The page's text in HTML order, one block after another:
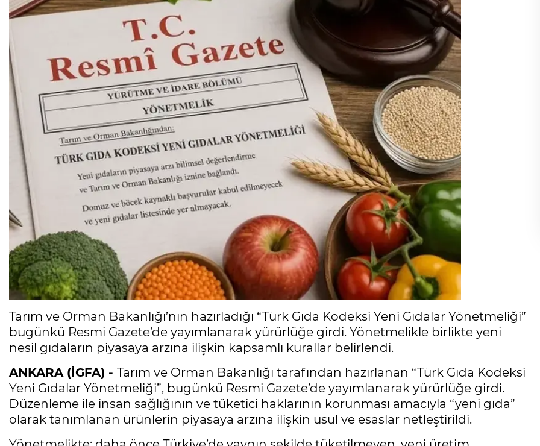
Tarım ve Orman Bakanlığı’nın hazırladığı “Türk Gıda Kodeksi Yeni Gıdalar Yönetmeliği”
bugünkü Resmi Gazete’de yayımlanarak yürürlüğe girdi. Yönetmelikle birlikte yeni
nesil gıdaların piyasaya arzına ilişkin kapsamlı kurallar belirlendi.
ANKARA (İGFA) - Tarım ve Orman Bakanlığı tarafından hazırlanan “Türk Gıda Kodeksi
Yeni Gıdalar Yönetmeliği”, bugünkü Resmi Gazete’de yayımlanarak yürürlüğe girdi.
Düzenleme ile insan sağlığının ve tüketici haklarının korunması amacıyla “yeni gıda”
olarak tanımlanan ürünlerin piyasaya arzına ilişkin usul ve esaslar netleştirildi.